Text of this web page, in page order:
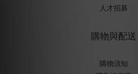
人才招募
購物與配送
購物須知